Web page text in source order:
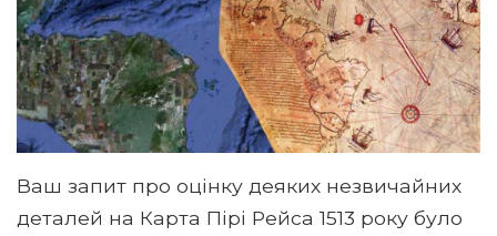
Ваш запит про оцінку деяких незвичайних
деталей на Карта Пірі Рейса 1513 року було